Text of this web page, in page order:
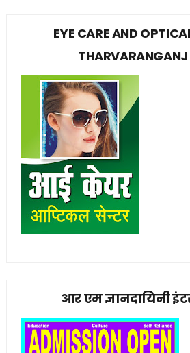
EYE CARE AND
THARVARANGANJ
आर एम ज्ञानदायिनी